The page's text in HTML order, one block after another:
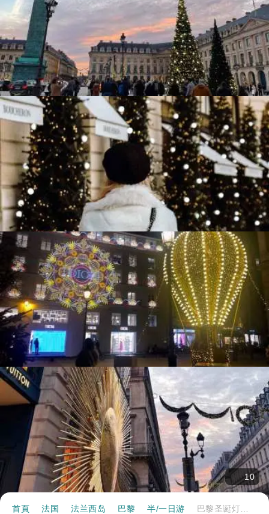
10
首頁 法国 法兰西岛 巴黎 半/一日游